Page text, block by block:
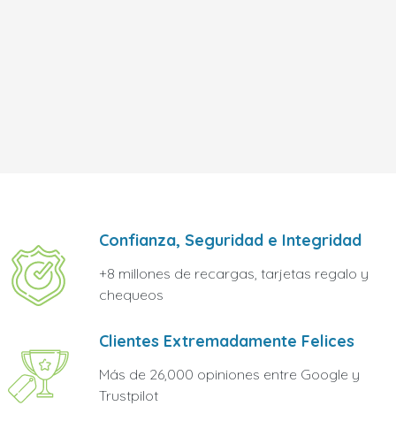
Confianza, Seguridad e Integridad
+8 millones de recargas, tarjetas regalo y
chequeos
Clientes Extremadamente Felices
Más de 26,000 opiniones entre Google y
Trustpilot